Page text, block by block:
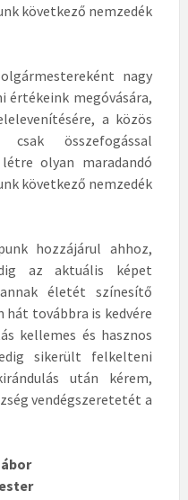
következő nemzedék
nagy
megóvására,
a közös
csak összefogással
olyan maradandó
következő nemzedék
hozzájárul ahhoz,
az aktuális képet
életét színesítő
hát továbbra is kedvére
kellemes és hasznos
sikerült felkelteni
után kérem,
vendégszeretetét a